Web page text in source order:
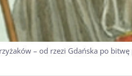
– od rzezi Gdańska po